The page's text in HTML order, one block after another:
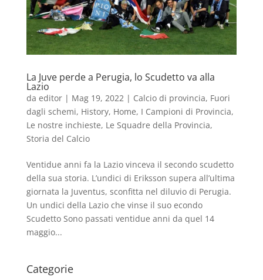
La Juve perde a Perugia, lo Scudetto va alla
Lazio
da editor| Mag 19, 2022 | Calcio di provincia, Fuori
dagli schemi, History, Home, I Campioni di Provincia,
Le nostre inchieste, Le Squadre della Provincia,
Storia del Calcio
Ventidue anni fa la Lazio vinceva il secondo scudetto
della sua storia. L’undici di Eriksson supera all’ultima
giornata la Juventus, sconfitta nel diluvio di Perugia.
Un undici della Lazio che vinse il suo econdo
Scudetto Sono passati ventidue anni da quel 14
maggio...
Categorie